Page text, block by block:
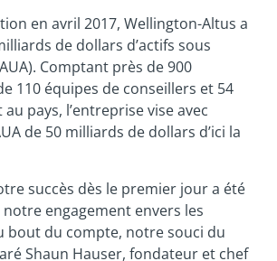
en avril 2017, Wellington-Altus a
de dollars d’actifs sous
Comptant près de 900
110 équipes de conseillers et 54
pays, l’entreprise vise avec
de 50 milliards de dollars d’ici la
succès dès le premier jour a été
engagement envers les
bout du compte, notre souci du
Shaun Hauser, fondateur et chef